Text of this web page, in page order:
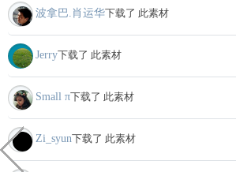
波拿巴.肖运华下载了 此素材
Jerry下载了 此素材
Small π下载了 此素材
Zi_syun下载了 此素材